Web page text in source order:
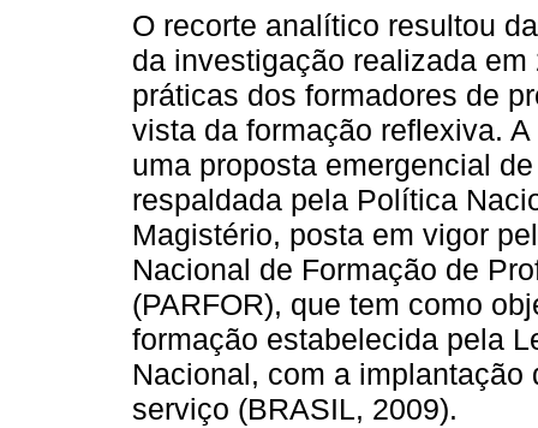
O recorte analítico resultou
da investigação realizada
práticas dos formadores de
vista da formação reflexiva.
uma proposta emergencial
respaldada pela Política
Magistério, posta em vigor
Nacional de Formação de
(PARFOR), que tem como
formação estabelecida pela
Nacional, com a
serviço (BRASIL, 2009).